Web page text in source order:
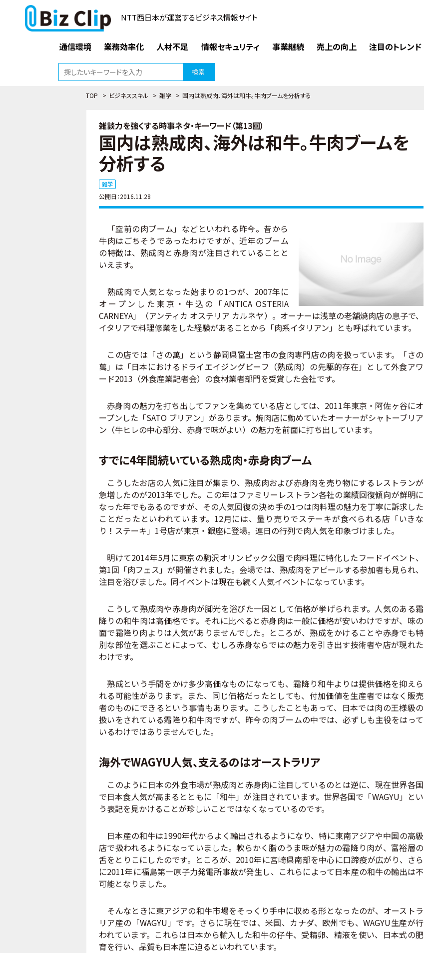
NTT西日本が運営するビジネス情報サイト
通信環境 業務効率化 人材不足 情報セキュリティ 事業継続 売上の向上 注目のトレンド
検索
TOP > ビジネススキル > 雑学 > 国内は熟成肉、海外は和牛。牛肉ブームを分析する
雑談力を強くする時事ネタ・キーワード（第13回）
国内は熟成肉、海外は和牛。牛肉ブームを
分析する
雑学
公開日：2016.11.28
「空前の肉ブーム」などといわれる昨今。昔から
牛肉はごちそうであったわけですが、近年のブーム
の特徴は、熟成肉と赤身肉が注目されていることと
いえます。
熟成肉で人気となった始まりの1つが、2007年に
オープンした東京・牛込の「ANTICA OSTERIA
CARNEYA」（アンティカ オステリア カルネヤ）。オーナーは浅草の老舗焼肉店の息子で、
イタリアで料理修業をした経験があることから「肉系イタリアン」とも呼ばれています。
この店では「さの萬」という静岡県富士宮市の食肉専門店の肉を扱っています。「さの
萬」は「日本におけるドライエイジングビーフ（熟成肉）の先駆的存在」として外食アワ
ード2013（外食産業記者会）の食材業者部門を受賞した会社です。
赤身肉の魅力を打ち出してファンを集めている店としては、2011年東京・阿佐ヶ谷にオ
ープンした「SATO ブリアン」があります。焼肉店に勤めていたオーナーがシャトーブリア
ン（牛ヒレの中心部分、赤身で味がよい）の魅力を前面に打ち出しています。
すでに4年間続いている熟成肉・赤身肉ブーム
こうしたお店の人気に注目が集まり、熟成肉および赤身肉を売り物にするレストランが
急増したのが2013年でした。この年はファミリーレストラン各社の業績回復傾向が鮮明に
なった年でもあるのですが、その人気回復の決め手の1つは肉料理の魅力を丁寧に訴求した
ことだったといわれています。12月には、量り売りでステーキが食べられる店「いきな
り！ステーキ」1号店が東京・銀座に登場。連日の行列で肉人気を印象づけました。
明けて2014年5月に東京の駒沢オリンピック公園で肉料理に特化したフードイベント、
第1回「肉フェス」が開催されました。会場では、熟成肉をアピールする参加者も見られ、
注目を浴びました。同イベントは現在も続く人気イベントになっています。
こうして熟成肉や赤身肉が脚光を浴びた一因として価格が挙げられます。人気のある霜
降りの和牛肉は高価格です。それに比べると赤身肉は一般に価格が安いわけですが、味の
面で霜降り肉よりは人気がありませんでした。ところが、熟成をかけることや赤身でも特
別な部位を選ぶことによって、むしろ赤身ならではの魅力を引き出す技術者や店が現れた
わけです。
熟成という手間をかけ多少高価なものになっても、霜降り和牛よりは提供価格を抑えら
れる可能性があります。また、同じ価格だったとしても、付加価値を生産者ではなく販売
者のものにできるという事情もあります。こうしたこともあって、日本では肉の王様級の
扱いをされている霜降り和牛肉ですが、昨今の肉ブームの中では、必ずしも主役をはって
いるわけではありませんでした。
海外でWAGYU人気、支えるのはオーストラリア
このように日本の外食市場が熟成肉と赤身肉に注目しているのとは逆に、現在世界各国
で日本食人気が高まるとともに「和牛」が注目されています。世界各国で「WAGYU」とい
う表記を見かけることが珍しいことではなくなっているのです。
日本産の和牛は1990年代からよく輸出されるようになり、特に東南アジアや中国の高級
店で扱われるようになっていました。軟らかく脂のうま味が魅力の霜降り肉が、富裕層の
舌をとりこにしたのです。ところが、2010年に宮崎県南部を中心に口蹄疫が広がり、さら
に2011年に福島第一原子力発電所事故が発生し、これらによって日本産の和牛の輸出は不
可能となりました。
そんなときに東アジアの和牛市場をそっくり手中に収める形となったのが、オーストラ
リア産の「WAGYU」です。さらに現在では、米国、カナダ、欧州でも、WAGYU生産が行
われています。これらは日本から輸入した和牛の仔牛、受精卵、精液を使い、日本式の肥
育を行い、品質も日本産に迫るといわれています。